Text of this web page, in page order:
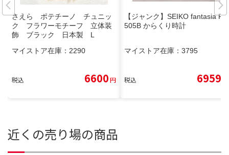
さえら ポテチーノ チュニッ
ク フラワーモチーフ 立体装
飾 ブラック 日本製 L
マイストア在庫： 2290
税込 6600円
【ジャンク】SEIKO fantasia RE
505B からくり時計
マイストア在庫： 3795
税込 6959
近くの売り場の商品